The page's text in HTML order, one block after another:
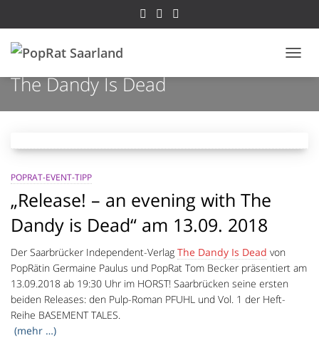
The Dandy Is Dead
POPRAT-EVENT-TIPP
„Release! – an evening with The
Dandy is Dead“ am 13.09. 2018
Der Saarbrücker Independent-Verlag The Dandy Is Dead von
PopRätin Germaine Paulus und PopRat Tom Becker präsentiert am
13.09.2018 ab 19:30 Uhr im HORST! Saarbrücken seine ersten
beiden Releases: den Pulp-Roman PFUHL und Vol. 1 der Heft-
Reihe BASEMENT TALES.
(mehr …)